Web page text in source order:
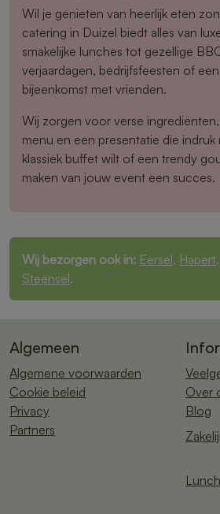
Wil je genieten van heerlijk eten
catering in Duizel biedt alles van
smakelijke lunches tot gezellige
verjaardagen, bedrijfsfeesten of
bijeenkomst met vrienden.
Wij zorgen voor verse
menu en een presentatie die indruk
klassiek buffet wilt of een trendy
maken van jouw event een succes.
Wij bezorgen ook in: Eersel, Hapert,
Steensel.
Algemeen
Algemene voorwaarden
Cookie beleid
Privacy
Partners
Over
Blog